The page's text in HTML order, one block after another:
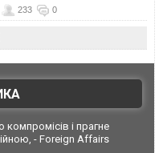
233 0
і прагне
- Foreign Affairs